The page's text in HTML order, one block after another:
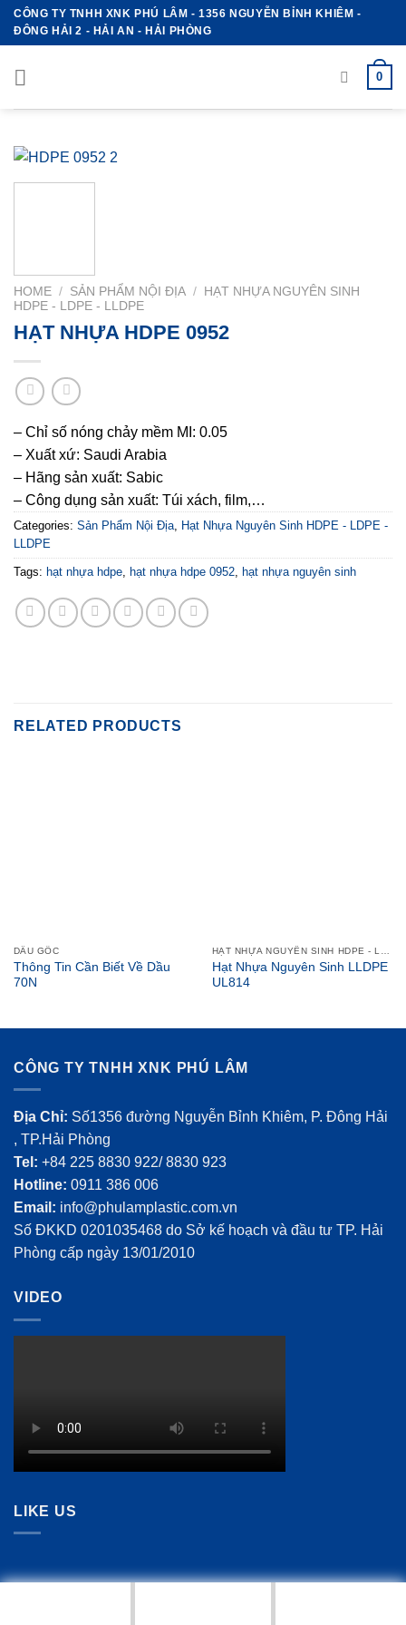
SkipCÔNG TY TNHH XNK PHÚ LÂM - 1356 NGUYỄN BỈNH KHIÊM -
ĐÔNG HẢI 2 - HẢI AN - HẢI PHÒNG
0
HOME / SẢN PHẨM NỘI ĐỊA / HẠT NHỰA NGUYÊN SINH
HDPE - LDPE - LLDPE
HẠT NHỰA HDPE 0952
– Chỉ số nóng chảy mềm MI: 0.05
– Xuất xứ: Saudi Arabia
– Hãng sản xuất: Sabic
– Công dụng sản xuất: Túi xách, film,…
Categories: Sản Phẩm Nội Địa, Hạt Nhựa Nguyên Sinh HDPE - LDPE -
LLDPE
Tags: hạt nhựa hdpe, hạt nhựa hdpe 0952, hạt nhựa nguyên sinh
RELATED PRODUCTS
DẦU GỐC
Thông Tin Cần Biết Về Dầu
70N
Hạt Nhựa Nguyên Sinh LLDPE
UL814
CÔNG TY TNHH XNK PHÚ LÂM
Địa Chỉ: Số1356 đường Nguyễn Bỉnh Khiêm, P. Đông Hải
, TP.Hải Phòng
Tel: +84 225 8830 922/ 8830 923
Hotline: 0911 386 006
Email: info@phulamplastic.com.vn
Số ĐKKD 0201035468 do Sở kế hoạch và đầu tư TP. Hải
Phòng cấp ngày 13/01/2010
VIDEO
LIKE US